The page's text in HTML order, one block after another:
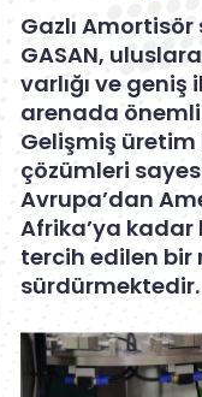
Gazlı
GASAN,
varlığı ve
arenada
Gelişmiş
çözümleri
Avrupa’dan
Afrika’ya kadar
tercih edilen bir
sürdürmektedir.